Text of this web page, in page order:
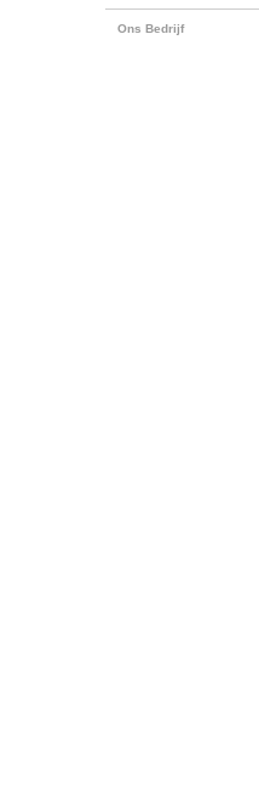
Ons Bedrijf